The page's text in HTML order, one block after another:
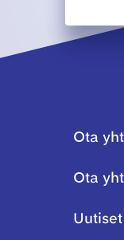
Ota
Ota
Uutiset